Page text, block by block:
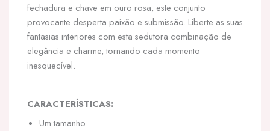
fechadura e chave em ouro rosa, este conjunto
provocante desperta paixão e submissão. Liberte as suas
fantasias interiores com esta sedutora combinação de
elegância e charme, tornando cada momento
inesquecível.
CARACTERÍSTICAS:
Um tamanho